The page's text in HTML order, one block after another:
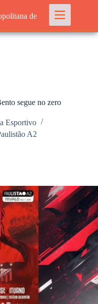
de
segue no zero
Esportivo
A2